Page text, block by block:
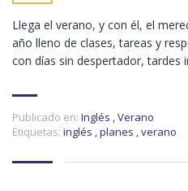
Llega el verano, y con él, el
año lleno de clases, tareas y
con días sin despertador,
Publicado en: Inglés ,Verano
Etiquetas: inglés ,planes ,verano